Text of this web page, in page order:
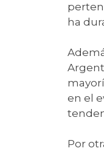
ha
en el
Por